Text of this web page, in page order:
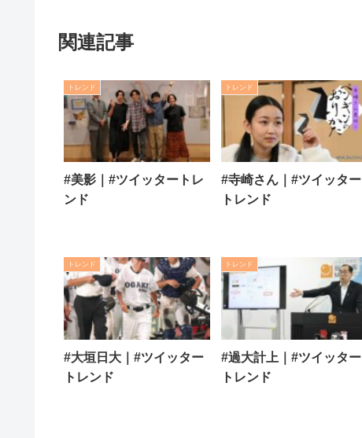
関連記事
トレンド
#美影｜#ツイッタートレ
ンド
トレンド
#寺崎さん｜#ツイッター
トレンド
トレンド
#大垣日大｜#ツイッター
トレンド
トレンド
#過大計上｜#ツイッター
トレンド